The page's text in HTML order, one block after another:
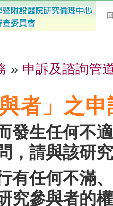
» 申訴及諮詢管
與者」之
發生任何不
，請與該研
有任何不滿
究參與者的